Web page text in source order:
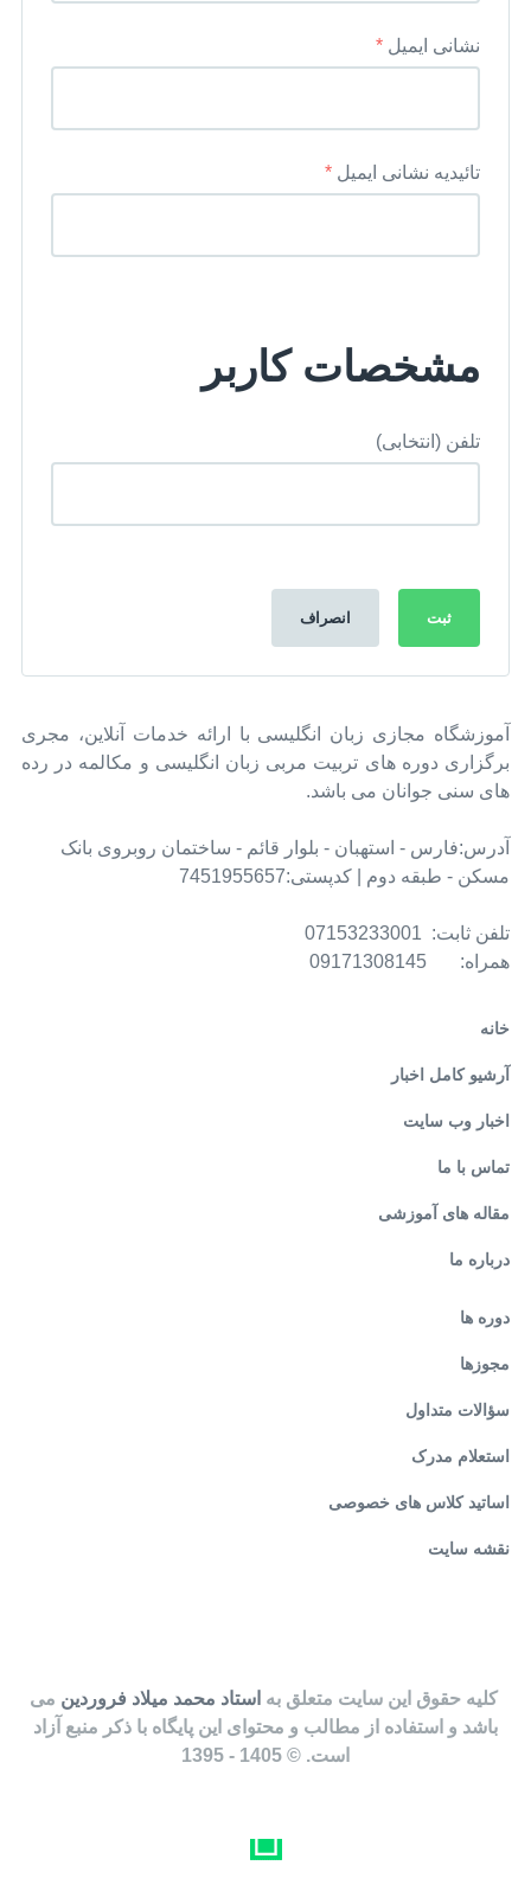
نشانی ایمیل *
تائیدیه نشانی ایمیل *
مشخصات کاربر
تلفن (انتخابی)
ثبت انصراف
آموزشگاه مجازی زبان انگلیسی با ارائه خدمات آنلاین، مجری
برگزاری دوره های تربیت مربی زبان انگلیسی و مکالمه در رده
های سنی جوانان می باشد.
آدرس:فارس - استهبان - بلوار قائم - ساختمان روبروی بانک
مسکن - طبقه دوم | کدپستی:7451955657
تلفن ثابت: 07153233001
همراه: 09171308145
خانه
آرشیو کامل اخبار
اخبار وب سایت
تماس با ما
مقاله های آموزشی
درباره ما
دوره ها
مجوزها
سؤالات متداول
استعلام مدرک
اساتید کلاس های خصوصی
نقشه سایت
کليه حقوق اين سايت متعلق به استاد محمد میلاد فروردین می
باشد و استفاده از مطالب و محتوای این پایگاه با ذکر منبع آزاد
است. © 1405
- 1395